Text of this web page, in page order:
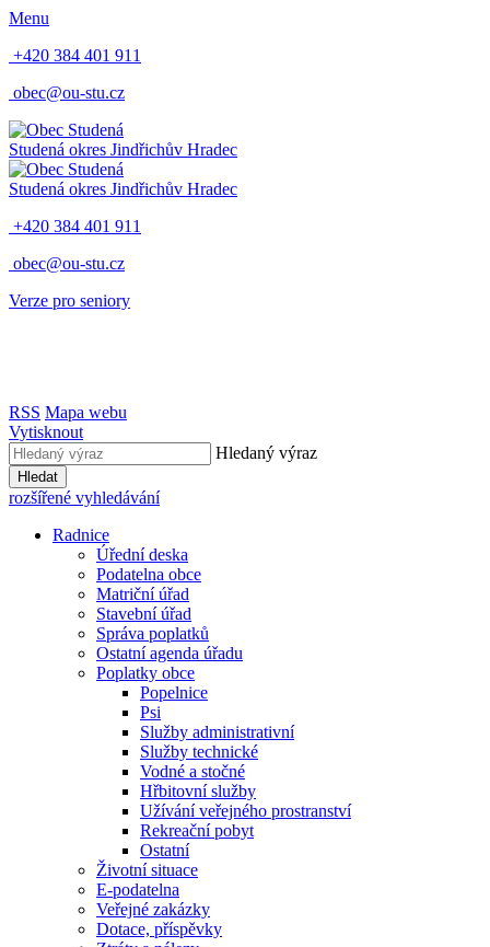
Menu
+420 384 401 911
obec@ou-stu.cz
Studená okres Jindřichův Hradec
Studená okres Jindřichův Hradec
+420 384 401 911
obec@ou-stu.cz
Verze pro seniory
RSS Mapa webu
Vytisknout
Hledaný výraz
Hledat
rozšířené vyhledávání
Radnice
Úřední deska
Podatelna obce
Matriční úřad
Stavební úřad
Správa poplatků
Ostatní agenda úřadu
Poplatky obce
Popelnice
Psi
Služby administrativní
Služby technické
Vodné a stočné
Hřbitovní služby
Užívání veřejného prostranství
Rekreační pobyt
Ostatní
Životní situace
E-podatelna
Veřejné zakázky
Dotace, příspěvky